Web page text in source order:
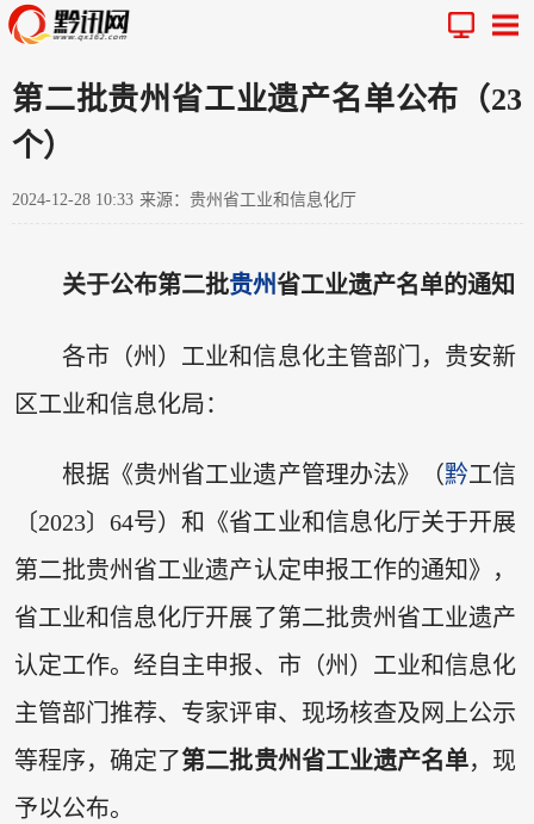
第二批贵州省工业遗产名单公布（23
个）
2024-12-28 10:33 来源：贵州省工业和信息化厅
关于公布第二批贵州省工业遗产名单的通知
各市（州）工业和信息化主管部门，贵安新
区工业和信息化局：
根据《贵州省工业遗产管理办法》（黔工信
〔2023〕64号）和《省工业和信息化厅关于开展
第二批贵州省工业遗产认定申报工作的通知》，
省工业和信息化厅开展了第二批贵州省工业遗产
认定工作。经自主申报、市（州）工业和信息化
主管部门推荐、专家评审、现场核查及网上公示
等程序，确定了第二批贵州省工业遗产名单，现
予以公布。